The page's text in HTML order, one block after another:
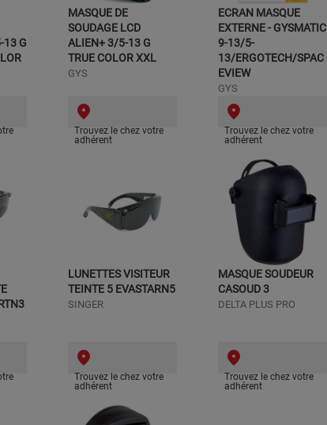
13 G
MASQUE DE
SOUDAGE LCD
ALIEN+ 3/5-13 G
TRUE COLOR XXL
GYS
Trouvez le chez votre
adhérent
ECRAN MASQUE
EXTERNE - GYSMATIC
9-13/5-
13/ERGOTECH/SPAC
EVIEW
GYS
Trouvez le chez votre
adhérent
LUNETTES VISITEUR
TEINTE 5 EVASTARN5
SINGER
Trouvez le chez votre
adhérent
MASQUE SOUDEUR
CASOUD 3
DELTA PLUS PRO
Trouvez le chez votre
adhérent